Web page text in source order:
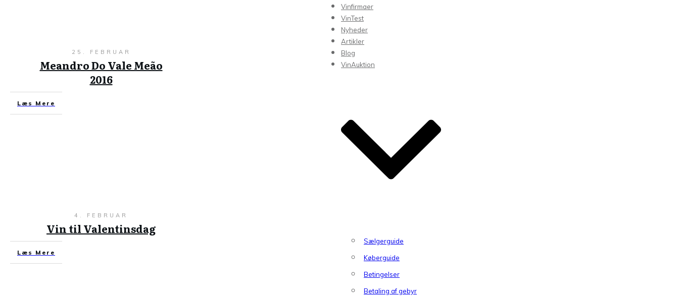
Vinfirmaer
VinTest
Nyheder
Artikler
Blog
VinAuktion
Sælgerguide
Køberguide
Betingelser
Betaling af gebyr
25. FEBRUAR
Meandro Do Vale Meão
2016
Læs Mere
4. FEBRUAR
Vin til Valentinsdag
Læs Mere